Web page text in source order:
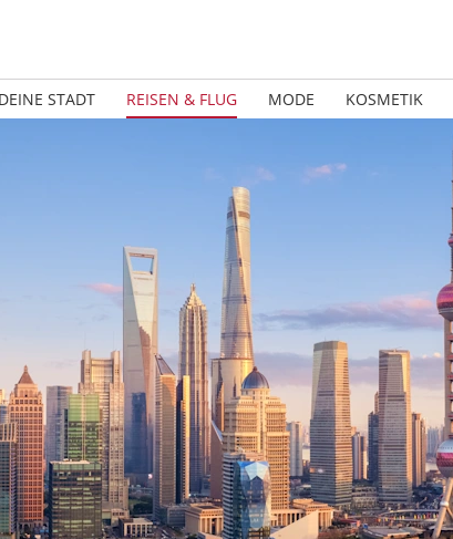
DEINE STADT REISEN & FLUG MODE KOSMETIK